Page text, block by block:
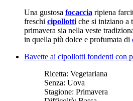
Una gustosa focaccia ripiena
freschi cipollotti che si iniziano a
primavera sia nella veste
in quella più dolce e profumata di
Bavette ai cipollotti fondenti con
Ricetta: Vegetariana
Senza: Uova
Stagione: Primavera